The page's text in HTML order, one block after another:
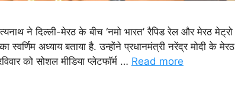
ने दिल्ली-मेरठ के बीच ‘नमो भारत’ रैपिड रेल और मेरठ मेट्रो
स्वर्णिम अध्याय बताया है. उन्होंने प्रधानमंत्री नरेंद्र मोदी के मेरठ
को सोशल मीडिया प्लेटफॉर्म … Read more